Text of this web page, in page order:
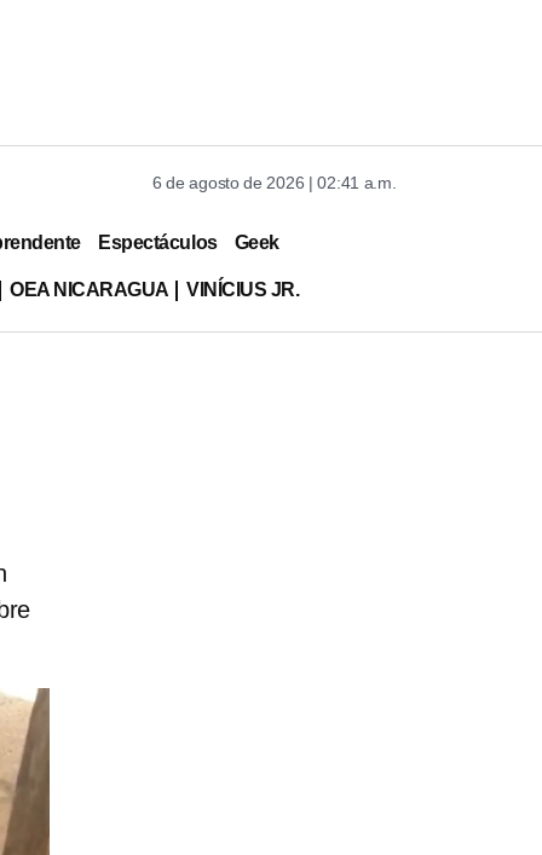
6 de agosto de 2026 | 02:41 a.m.
Espectáculos Geek
OEA NICARAGUA VINÍCIUS JR.